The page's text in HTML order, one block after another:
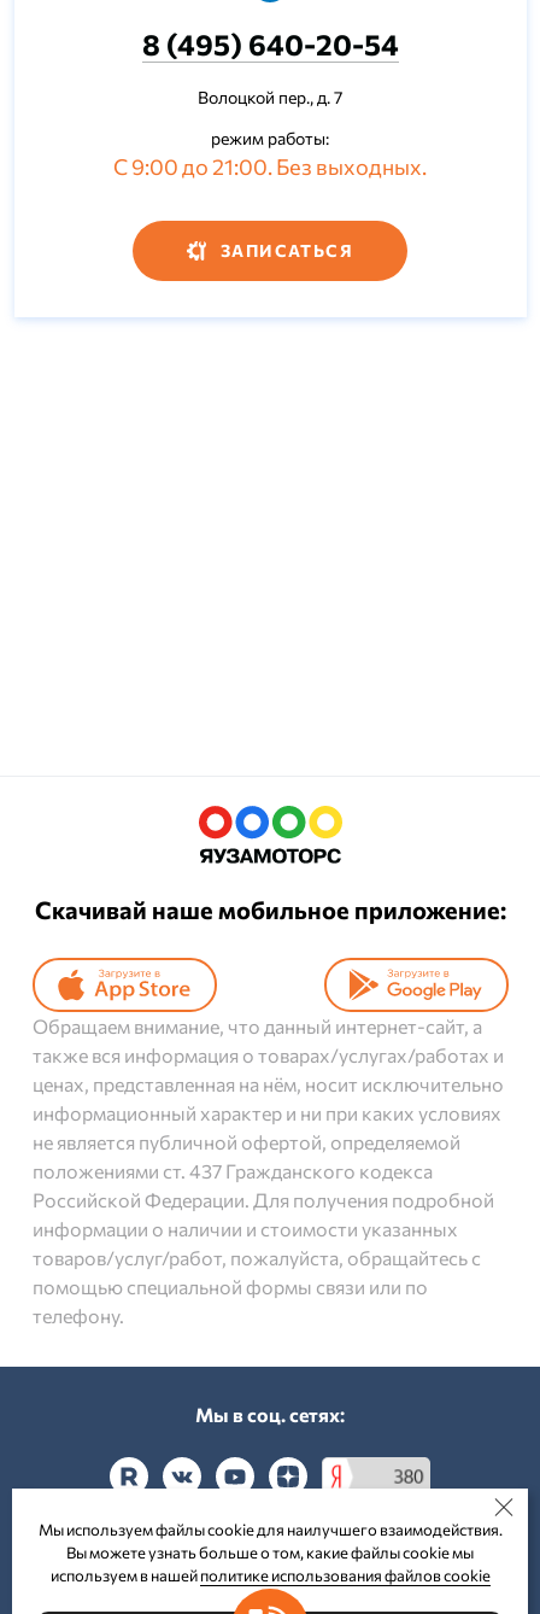
8 (495) 640-20-54
Волоцкой пер., д. 7
режим работы:
С 9:00 до 21:00. Без выходных.
ЗАПИСАТЬСЯ
Скачивай наше мобильное приложение:
Обращаем внимание, что данный интернет-сайт, а
также вся информация о товарах/услугах/работах и
ценах, представленная на нём, носит исключительно
информационный характер и ни при каких условиях
не является публичной офертой, определяемой
положениями ст. 437 Гражданского кодекса
Российской Федерации. Для получения подробной
информации о наличии и стоимости указанных
товаров/услуг/работ, пожалуйста, обращайтесь с
помощью специальной формы связи или по
телефону.
Принимаем к оплате:
Мы в соц. cетях:
Мы используем файлы cookie для наилучшего взаимодействия.
Вы можете узнать больше о том, какие файлы cookie мы
используем в нашейполитике использования файлов cookie